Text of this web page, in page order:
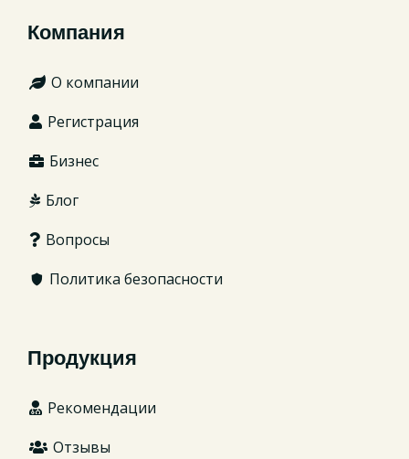
Компания
О компании
Регистрация
Бизнес
Блог
Вопросы
Политика безопасности
Продукция
Рекомендации
Отзывы